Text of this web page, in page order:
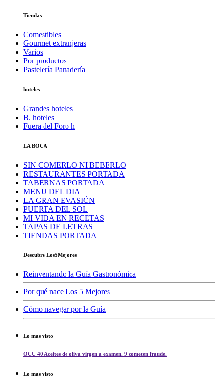
Tiendas
Comestibles
Gourmet extranjeras
Varios
Por productos
Pastelería Panadería
hoteles
Grandes hoteles
B. hoteles
Fuera del Foro h
LA BOCA
SIN COMERLO NI BEBERLO
RESTAURANTES PORTADA
TABERNAS PORTADA
MENU DEL DIA
LA GRAN EVASIÓN
PUERTA DEL SOL
MI VIDA EN RECETAS
TAPAS DE LETRAS
TIENDAS PORTADA
Descubre Los5Mejores
Reinventando la Guía Gastronómica
Por qué nace Los 5 Mejores
Cómo navegar por la Guía
Lo mas visto
OCU 40 Aceites de oliva virgen a examen. 9 cometen fraude.
Lo mas visto